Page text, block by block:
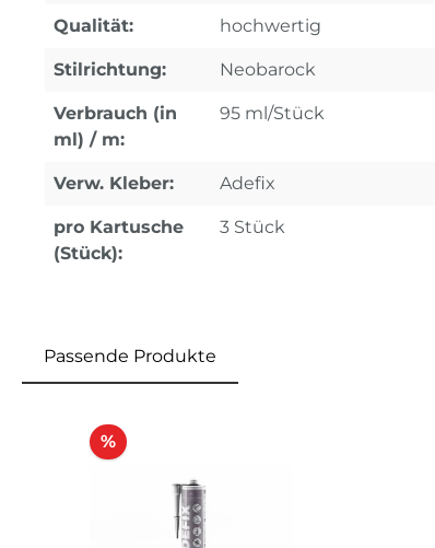
Qualität: hochwertig
Stilrichtung: Neobarock
Verbrauch (in
ml) / m:
95 ml/Stück
Verw. Kleber: Adefix
pro Kartusche
(Stück):
3 Stück
Passende Produkte
%Rabatt